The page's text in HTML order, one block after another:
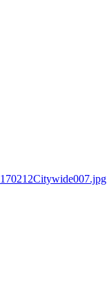
170212Citywide007.jpg